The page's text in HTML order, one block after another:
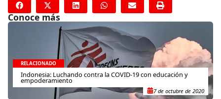
Conoce más
RELACIONADO
Indonesia: Luchando contra la COVID-19 con educación y
empoderamiento
7 de octubre de 2020